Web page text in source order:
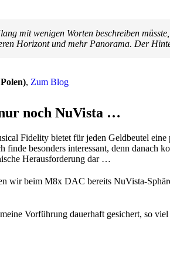
mit wenigen Worten beschreiben
Horizont und mehr Panorama. Der
, Zum Blog
noch NuVista …
Fidelity bietet für jeden Geldbeutel eine
finde besonders interessant, denn
Herausforderung dar …
wir beim M8x DAC bereits NuVista-
Vorführung dauerhaft gesichert, so